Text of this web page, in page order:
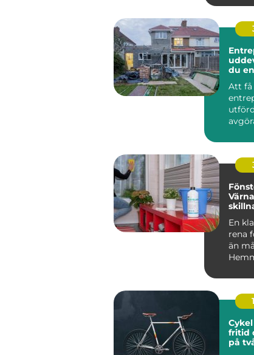
håller
uddevalla
du
Att få
lång
En
rena
än
Cykel i
fritid
på